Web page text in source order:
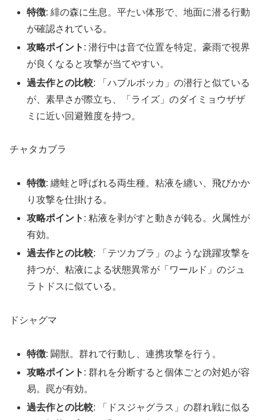
特徴: 緋の森に生息。平たい体形で、地面に潜る行動
が確認されている。
攻略ポイント : 潜行中は音で位置を特定。豪雨で視界
が良くなると攻撃が当てやすい。
過去作との比較: 「ハプルボッカ」の潜行と似ている
が、素早さが際立ち、「ライズ」のダイミョウザザ
ミに近い回避難度を持つ。
チャタカブラ
特徴: 纏蛙と呼ばれる両生種。粘液を纏い、飛びかか
り攻撃を仕掛ける。
攻略ポイント : 粘液を剥がすと動きが鈍る。火属性が
有効。
過去作との比較: 「テツカブラ」のような跳躍攻撃を
持つが、粘液による状態異常が「ワールド」のジュ
ラトドスに似ている。
ドシャグマ
特徴: 闢獣。群れで行動し、連携攻撃を行う。
攻略ポイント : 群れを分断すると個体ごとの対処が容
易。罠が有効。
過去作との比較: 「ドスジャグラス」の群れ戦に似る